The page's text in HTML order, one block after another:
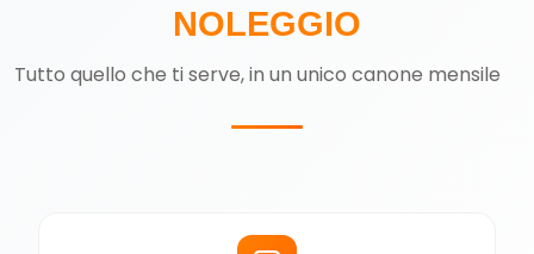
NOLEGGIO
Tutto quello che ti serve, in un unico canone mensile